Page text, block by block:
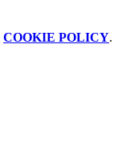
COOKIE POLICY.